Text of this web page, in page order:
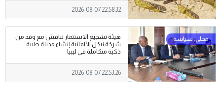
2026-08-07 22:58:32
هيئة تشجيع الاستثمار تناقش مع وفد من
شركة نيكل الألمانية إنشاء مدينة طبية
ذكية متكاملة في ليبيا
2026-08-07 22:53:26